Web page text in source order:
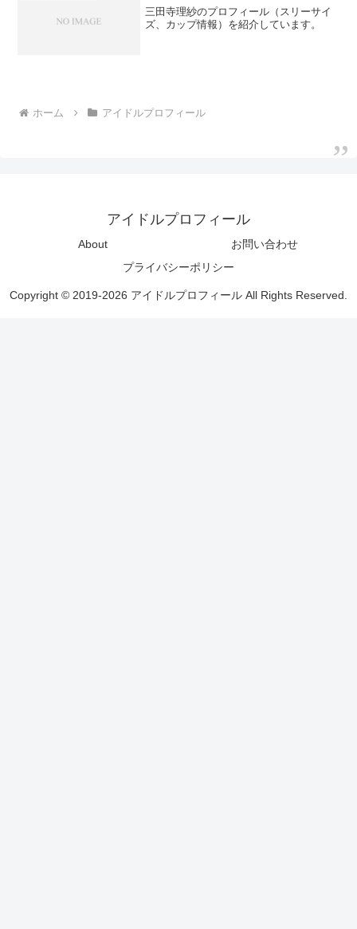
三田寺理紗のプロフィール（スリーサイ
ズ、カップ情報）を紹介しています。
ホーム アイドルプロフィール
アイドルプロフィール
About
お問い合わせ
プライバシーポリシー
Copyright © 2019-2026 アイドルプロフィール All Rights Reserved.